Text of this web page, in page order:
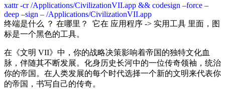
xattr -cr /Applications/CivilizationVII.app && codesign –force –
deep –sign – /Applications/CivilizationVII.app
终端是什么 ？ 在哪里？ 它在 应用程序 -> 实用工具 里面，图
标是一个黑色的工具。
在《文明 VII》中，你的战略决策影响着帝国的独特文化血
脉，伴随其不断发展。化身历史长河中的一位传奇领袖，统治
你的帝国。在人类发展的每个时代选择一个新的文明来代表你
的帝国，书写自己的传奇。